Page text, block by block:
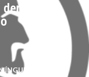
derecho: la